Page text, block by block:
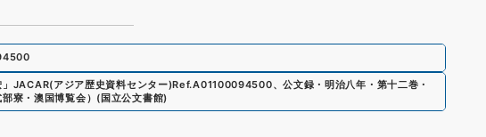
」 JACAR(アジア歴史資料センター)Ref.A01100094500、公文録・明治八年・第十二巻・
寮・澳国博覧会） (国立公文書館)